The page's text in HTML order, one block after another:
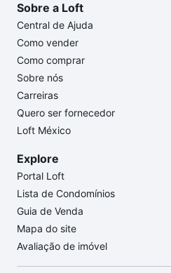
Sobre a Loft
Central de Ajuda
Como vender
Como comprar
Sobre nós
Carreiras
Quero ser fornecedor
Loft México
Explore
Portal Loft
Lista de Condomínios
Guia de Venda
Mapa do site
Avaliação de imóvel